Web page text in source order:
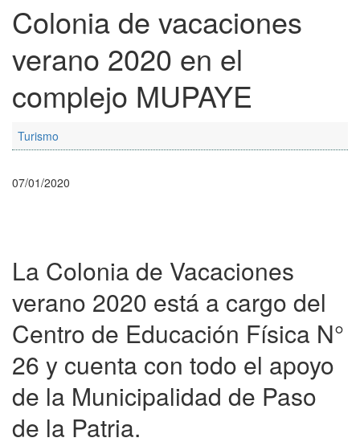
Colonia de vacaciones
verano 2020 en el
complejo MUPAYE
Turismo
07/01/2020
La Colonia de Vacaciones
verano 2020 está a cargo del
Centro de Educación Física N°
26 y cuenta con todo el apoyo
de la Municipalidad de Paso
de la Patria.